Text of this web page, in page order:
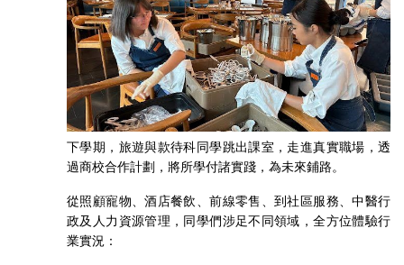
下學期，旅遊與款待科同學跳出課室，走進真實職場，透
過商校合作計劃，將所學付諸實踐，為未來鋪路。
從照顧寵物、酒店餐飲、前線零售、到社區服務、中醫行
政及人力資源管理，同學們涉足不同領域，全方位體驗行
業實況：